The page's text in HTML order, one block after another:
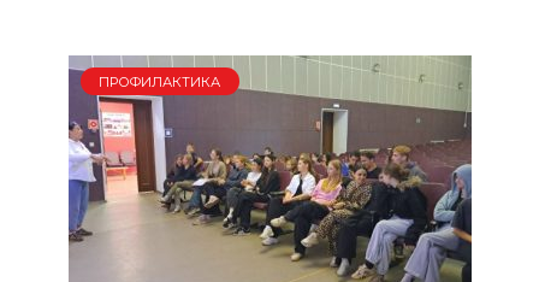
ПРОФИЛАКТИКА